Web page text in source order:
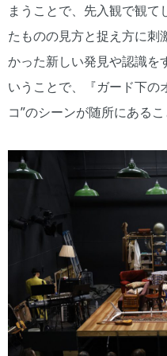
まうことで、先入観で観て
たものの見方と捉え方に刺
かった新しい発見や認識を
いうことで、『ガード下の
コ”のシーンが随所にあるこ